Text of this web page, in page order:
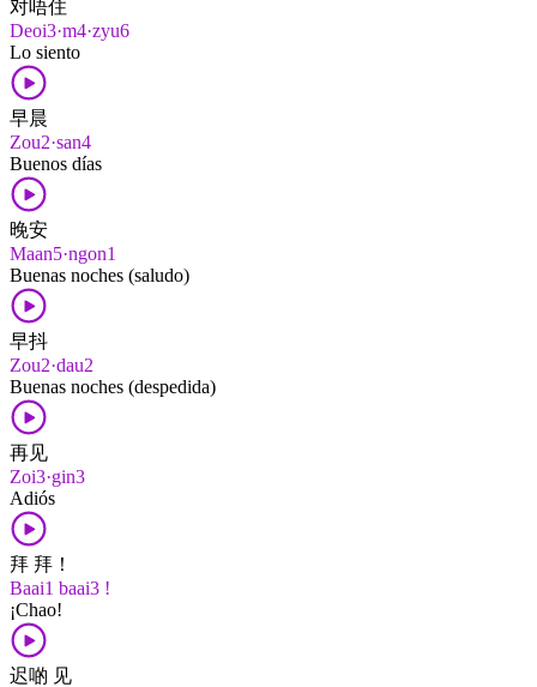
对唔住
Deoi3·m4·zyu6
Lo siento
早晨
Zou2·san4
Buenos días
晚安
Maan5·ngon1
Buenas noches (saludo)
早抖
Zou2·dau2
Buenas noches (despedida)
再见
Zoi3·gin3
Adiós
拜 拜！
Baai1 baai3 !
¡Chao!
迟啲 见